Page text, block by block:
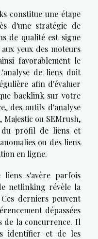
constitue une étape
d'une stratégie de
de qualité est signe
yeux des moteurs
favorablement le
de liens doit
afin d'évaluer
backlink sur votre
des outils d'analyse
Majestic ou SEMrush,
profil de liens et
ou des liens
en ligne.
liens s'avère parfois
netlinking révèle la
derniers peuvent
dépassées
de la concurrence. Il
identifier et de les